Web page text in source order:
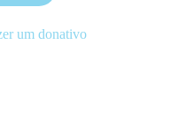
um donativo